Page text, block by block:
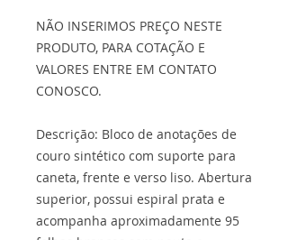
NÃO INSERIMOS PREÇO NESTE
PRODUTO, PARA COTAÇÃO E
VALORES ENTRE EM CONTATO
CONOSCO.
Descrição: Bloco de anotações de
couro sintético com suporte para
caneta, frente e verso liso. Abertura
superior, possui espiral prata e
acompanha aproximadamente 95